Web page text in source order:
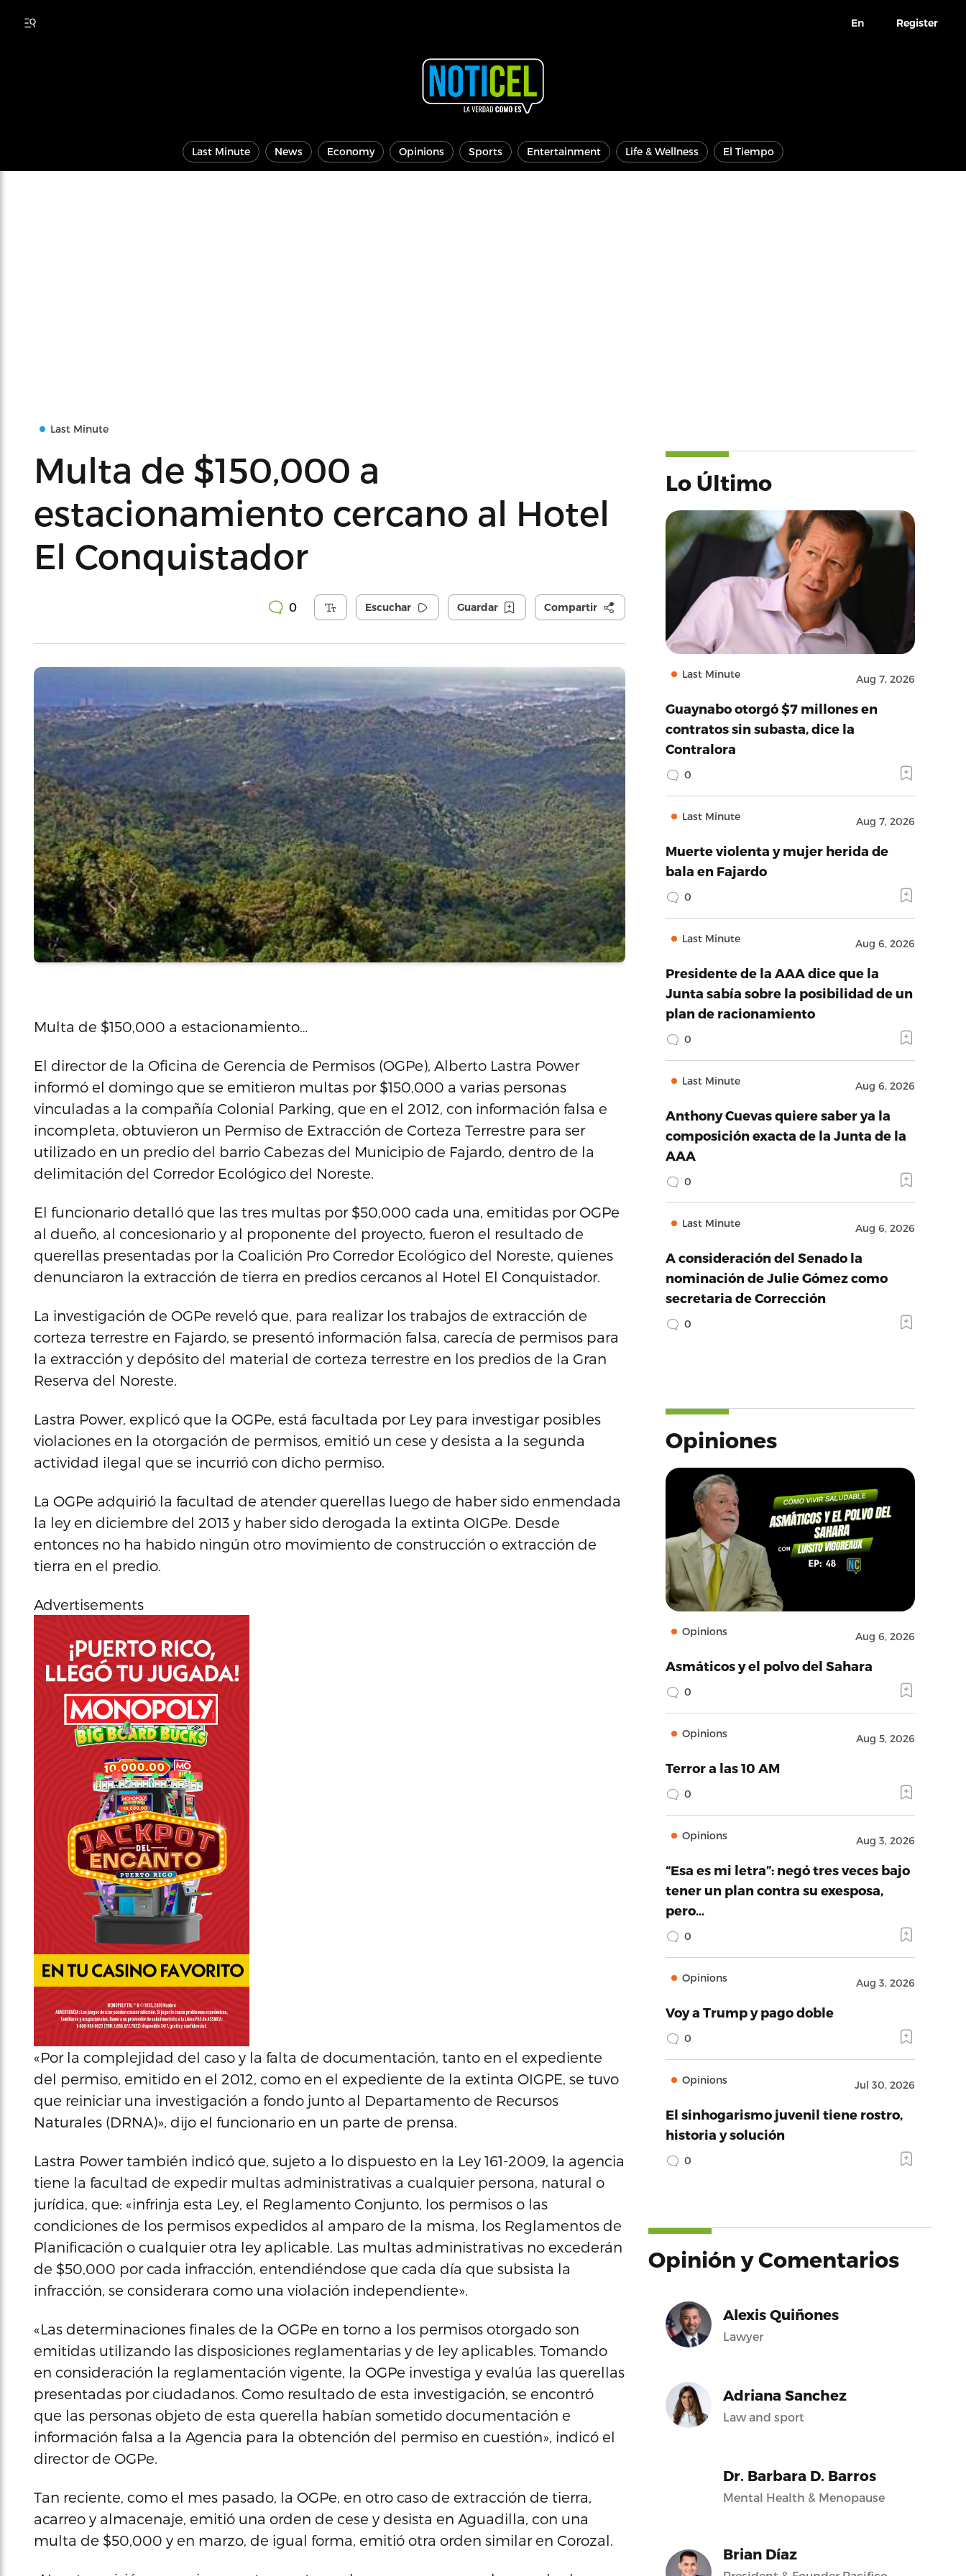
En Register
Last Minute News Economy Opinions Sports Entertainment Life & Wellness El Tiempo
Last Minute
Multa de $150,000 a
estacionamiento cercano al Hotel
El Conquistador
0 Escuchar Guardar Compartir
Multa de $150,000 a estacionamiento…
El director de la Oficina de Gerencia de Permisos (OGPe), Alberto Lastra Power
informó el domingo que se emitieron multas por $150,000 a varias personas
vinculadas a la compañía Colonial Parking, que en el 2012, con información falsa e
incompleta, obtuvieron un Permiso de Extracción de Corteza Terrestre para ser
utilizado en un predio del barrio Cabezas del Municipio de Fajardo, dentro de la
delimitación del Corredor Ecológico del Noreste.
El funcionario detalló que las tres multas por $50,000 cada una, emitidas por OGPe
al dueño, al concesionario y al proponente del proyecto, fueron el resultado de
querellas presentadas por la Coalición Pro Corredor Ecológico del Noreste, quienes
denunciaron la extracción de tierra en predios cercanos al Hotel El Conquistador.
La investigación de OGPe reveló que, para realizar los trabajos de extracción de
corteza terrestre en Fajardo, se presentó información falsa, carecía de permisos para
la extracción y depósito del material de corteza terrestre en los predios de la Gran
Reserva del Noreste.
Lastra Power, explicó que la OGPe, está facultada por Ley para investigar posibles
violaciones en la otorgación de permisos, emitió un cese y desista a la segunda
actividad ilegal que se incurrió con dicho permiso.
La OGPe adquirió la facultad de atender querellas luego de haber sido enmendada
la ley en diciembre del 2013 y haber sido derogada la extinta OIGPe. Desde
entonces no ha habido ningún otro movimiento de construcción o extracción de
tierra en el predio.
Advertisements
«Por la complejidad del caso y la falta de documentación, tanto en el expediente
del permiso, emitido en el 2012, como en el expediente de la extinta OIGPE, se tuvo
que reiniciar una investigación a fondo junto al Departamento de Recursos
Naturales (DRNA)», dijo el funcionario en un parte de prensa.
Lastra Power también indicó que, sujeto a lo dispuesto en la Ley 161-2009, la agencia
tiene la facultad de expedir multas administrativas a cualquier persona, natural o
jurídica, que: «infrinja esta Ley, el Reglamento Conjunto, los permisos o las
condiciones de los permisos expedidos al amparo de la misma, los Reglamentos de
Planificación o cualquier otra ley aplicable. Las multas administrativas no excederán
de $50,000 por cada infracción, entendiéndose que cada día que subsista la
infracción, se considerara como una violación independiente».
«Las determinaciones finales de la OGPe en torno a los permisos otorgado son
emitidas utilizando las disposiciones reglamentarias y de ley aplicables. Tomando
en consideración la reglamentación vigente, la OGPe investiga y evalúa las querellas
presentadas por ciudadanos. Como resultado de esta investigación, se encontró
que las personas objeto de esta querella habían sometido documentación e
información falsa a la Agencia para la obtención del permiso en cuestión», indicó el
director de OGPe.
Tan reciente, como el mes pasado, la OGPe, en otro caso de extracción de tierra,
acarreo y almacenaje, emitió una orden de cese y desista en Aguadilla, con una
multa de $50,000 y en marzo, de igual forma, emitió otra orden similar en Corozal.
Lo Último
Last Minute Aug 7, 2026
Guaynabo otorgó $7 millones en
contratos sin subasta, dice la
Contralora
0
Last Minute Aug 7, 2026
Muerte violenta y mujer herida de
bala en Fajardo
0
Last Minute Aug 6, 2026
Presidente de la AAA dice que la
Junta sabía sobre la posibilidad de un
plan de racionamiento
0
Last Minute Aug 6, 2026
Anthony Cuevas quiere saber ya la
composición exacta de la Junta de la
AAA
0
Last Minute Aug 6, 2026
A consideración del Senado la
nominación de Julie Gómez como
secretaria de Corrección
0
Opiniones
Opinions Aug 6, 2026
Asmáticos y el polvo del Sahara
0
Opinions Aug 5, 2026
Terror a las 10 AM
0
Opinions Aug 3, 2026
“Esa es mi letra”: negó tres veces bajo
tener un plan contra su exesposa,
pero…
0
Opinions Aug 3, 2026
Voy a Trump y pago doble
0
Opinions Jul 30, 2026
El sinhogarismo juvenil tiene rostro,
historia y solución
0
Opinión y Comentarios
Alexis Quiñones
Lawyer
Adriana Sanchez
Law and sport
Dr. Barbara D. Barros
Mental Health & Menopause
Brian Díaz